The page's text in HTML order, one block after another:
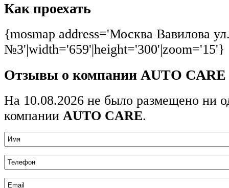
Как проехать
{mosmap address='Москва Вавилова
№3'|width='659'|height='300'|zoom='15'}
Отзывы о компании AUTO CARE
На 10.08.2026 не было размещено ни
компании AUTO CARE.